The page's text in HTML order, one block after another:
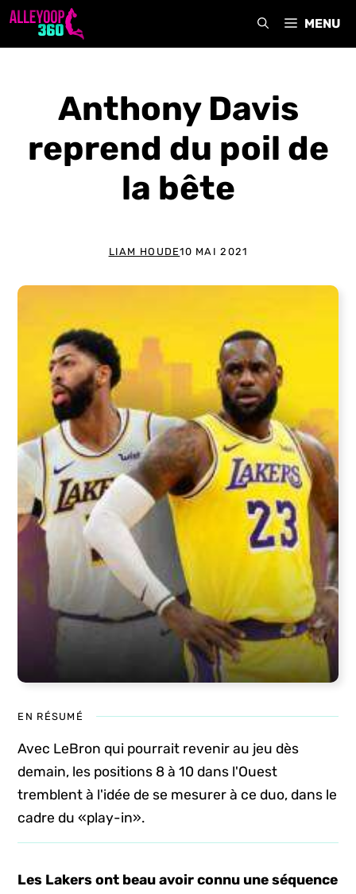
Aller
MENU
Anthony Davis
reprend du poil de
la bête
LIAM HOUDE10 MAI 2021
EN RÉSUMÉ
Avec LeBron qui pourrait revenir au jeu dès
demain, les positions 8 à 10 dans l'Ouest
tremblent à l'idée de se mesurer à ce duo, dans le
cadre du «play-in».
Les Lakers ont beau avoir connu une séquence